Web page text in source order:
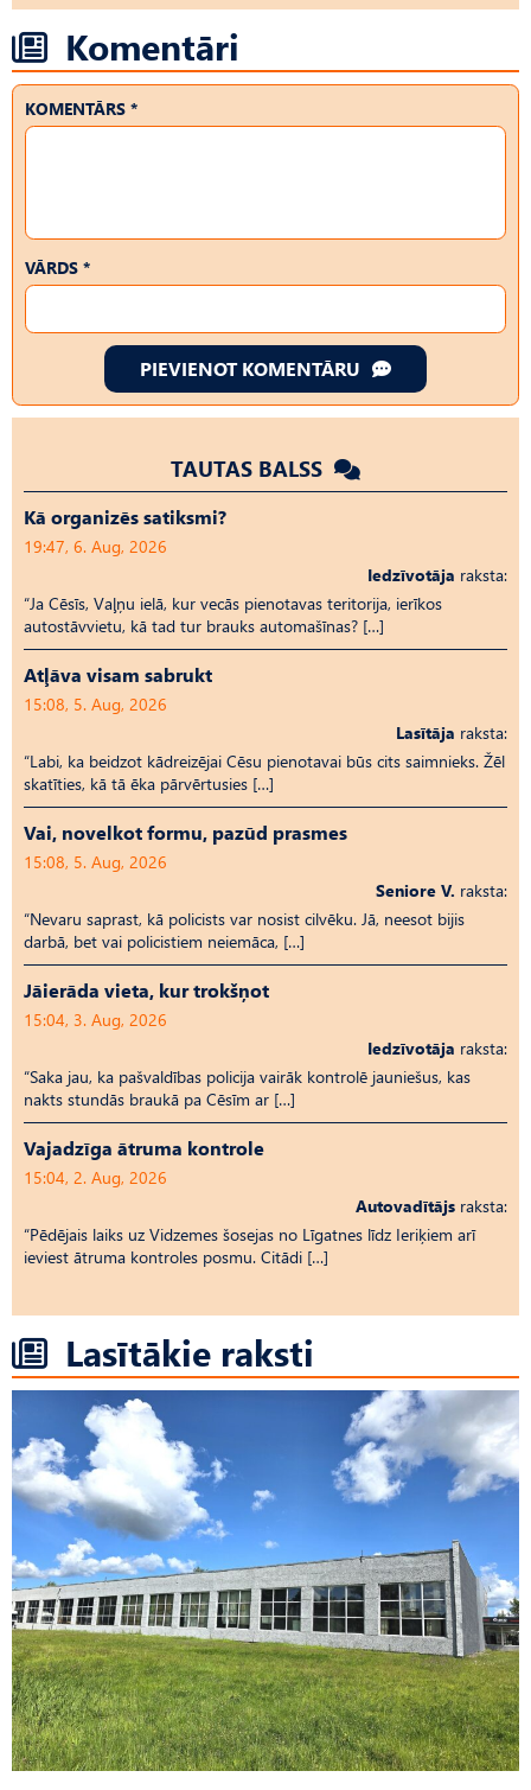
Komentāri
KOMENTĀRS *
VĀRDS *
PIEVIENOT KOMENTĀRU
TAUTAS BALSS
Kā organizēs satiksmi?
19:47, 6. Aug, 2026
Iedzīvotāja raksta:
“Ja Cēsīs, Vaļņu ielā, kur vecās pienotavas teritorija, ierīkos
autostāvvietu, kā tad tur brauks automašīnas? […]
Atļāva visam sabrukt
15:08, 5. Aug, 2026
Lasītāja raksta:
“Labi, ka beidzot kādreizējai Cēsu pienotavai būs cits saimnieks. Žēl
skatīties, kā tā ēka pārvērtusies […]
Vai, novelkot formu, pazūd prasmes
15:08, 5. Aug, 2026
Seniore V. raksta:
“Nevaru saprast, kā policists var nosist cilvēku. Jā, neesot bijis
darbā, bet vai policistiem neiemāca, […]
Jāierāda vieta, kur trokšņot
15:04, 3. Aug, 2026
Iedzīvotāja raksta:
“Saka jau, ka pašvaldības policija vairāk kontrolē jauniešus, kas
nakts stundās braukā pa Cēsīm ar […]
Vajadzīga ātruma kontrole
15:04, 2. Aug, 2026
Autovadītājs raksta:
“Pēdējais laiks uz Vid­ze­mes šosejas no Līgatnes līdz Ieriķiem arī
ieviest ātruma kontroles posmu. Citādi […]
Lasītākie raksti